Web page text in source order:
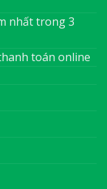
nhất trong 3
toán online